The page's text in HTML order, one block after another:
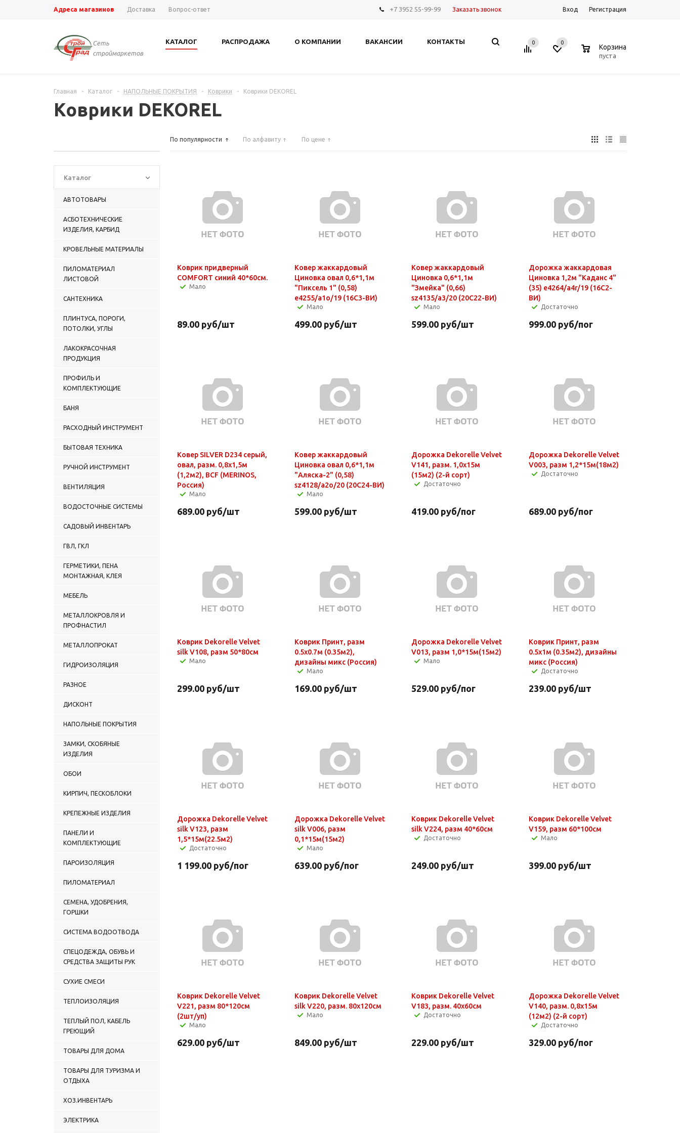
Адреса магазинов Доставка Вопрос-ответ +7 3952 55-99-99 Заказать звонок Вход Регистрация
Сеть
строймаркетов
КАТАЛОГ РАСПРОДАЖА О КОМПАНИИ ВАКАНСИИ КОНТАКТЫ 0 0
Корзина
пуста
Главная - Каталог - НАПОЛЬНЫЕ ПОКРЫТИЯ - Коврики - Коврики DEKOREL
Коврики DEKOREL
Каталог
АВТОТОВАРЫ
АСБОТЕХНИЧЕСКИЕ
ИЗДЕЛИЯ, КАРБИД
КРОВЕЛЬНЫЕ МАТЕРИАЛЫ
ПИЛОМАТЕРИАЛ
ЛИСТОВОЙ
САНТЕХНИКА
ПЛИНТУСА, ПОРОГИ,
ПОТОЛКИ, УГЛЫ
ЛАКОКРАСОЧНАЯ
ПРОДУКЦИЯ
ПРОФИЛЬ И
КОМПЛЕКТУЮЩИЕ
БАНЯ
РАСХОДНЫЙ ИНСТРУМЕНТ
БЫТОВАЯ ТЕХНИКА
РУЧНОЙ ИНСТРУМЕНТ
ВЕНТИЛЯЦИЯ
ВОДОСТОЧНЫЕ СИСТЕМЫ
САДОВЫЙ ИНВЕНТАРЬ
ГВЛ, ГКЛ
ГЕРМЕТИКИ, ПЕНА
МОНТАЖНАЯ, КЛЕЯ
МЕБЕЛЬ
МЕТАЛЛОКРОВЛЯ И
ПРОФНАСТИЛ
МЕТАЛЛОПРОКАТ
ГИДРОИЗОЛЯЦИЯ
РАЗНОЕ
ДИСКОНТ
НАПОЛЬНЫЕ ПОКРЫТИЯ
ЗАМКИ, СКОБЯНЫЕ
ИЗДЕЛИЯ
ОБОИ
КИРПИЧ, ПЕСКОБЛОКИ
КРЕПЕЖНЫЕ ИЗДЕЛИЯ
ПАНЕЛИ И
КОМПЛЕКТУЮЩИЕ
ПАРОИЗОЛЯЦИЯ
ПИЛОМАТЕРИАЛ
СЕМЕНА, УДОБРЕНИЯ,
ГОРШКИ
СИСТЕМА ВОДООТВОДА
СПЕЦОДЕЖДА, ОБУВЬ И
СРЕДСТВА ЗАЩИТЫ РУК
СУХИЕ СМЕСИ
ТЕПЛОИЗОЛЯЦИЯ
ТЕПЛЫЙ ПОЛ, КАБЕЛЬ
ГРЕЮЩИЙ
ТОВАРЫ ДЛЯ ДОМА
ТОВАРЫ ДЛЯ ТУРИЗМА И
ОТДЫХА
ХОЗ.ИНВЕНТАРЬ
ЭЛЕКТРИКА
По популярности По алфавиту По цене
Коврик придверный
COMFORT синий 40*60см.
Мало
89.00 руб/шт
Ковер жаккардовый
Циновка овал 0,6*1,1м
"Пиксель 1" (0,58)
e4255/a1о/19 (16С3-ВИ)
Мало
499.00руб/шт
Ковер жаккардовый
Циновка 0,6*1,1м
"Змейка" (0,66)
sz4135/a3/20 (20С22-ВИ)
Мало
599.00 руб/шт
Дорожка жаккардовая
Циновка 1,2м "Каданс 4"
(35) е4264/а4r/19 (16С2-
ВИ)
Достаточно
999.00руб/пог
Ковер SILVER D234 серый,
овал, разм. 0,8х1,5м
(1,2м2), BCF (MERINOS,
Россия)
Мало
689.00 руб/шт
Ковер жаккардовый
Циновка овал 0,6*1,1м
"Аляска-2" (0,58)
sz4128/a2о/20 (20С24-ВИ)
Мало
599.00руб/шт
Дорожка Dekorelle Velvet
V141, разм. 1,0x15м
(15м2) (2-й сорт)
Достаточно
419.00 руб/пог
Дорожка Dekorelle Velvet
V003, разм 1,2*15м(18м2)
Достаточно
689.00руб/пог
Коврик Dekorelle Velvet
silk V108, разм 50*80см
Мало
299.00 руб/шт
Коврик Принт, разм
0.5х0.7м (0.35м2),
дизайны микс (Россия)
Мало
169.00руб/шт
Дорожка Dekorelle Velvet
V013, разм 1,0*15м(15м2)
Мало
529.00 руб/пог
Коврик Принт, разм
0.5х1м (0.35м2), дизайны
микс (Россия)
Достаточно
239.00руб/шт
Дорожка Dekorelle Velvet
silk V123, разм
1,5*15м(22.5м2)
Достаточно
1 199.00 руб/пог
Дорожка Dekorelle Velvet
silk V006, разм
0,1*15м(15м2)
Мало
639.00руб/пог
Коврик Dekorelle Velvet
silk V224, разм 40*60см
Достаточно
249.00 руб/шт
Коврик Dekorelle Velvet
V159, разм 60*100см
Мало
399.00руб/шт
Коврик Dekorelle Velvet
V221, разм 80*120см
(2шт/уп)
Мало
629.00 руб/шт
Коврик Dekorelle Velvet
silk V220, разм. 80x120см
Мало
849.00руб/шт
Коврик Dekorelle Velvet
V183, разм. 40x60см
Достаточно
229.00 руб/шт
Дорожка Dekorelle Velvet
V140, разм. 0,8x15м
(12м2) (2-й сорт)
Достаточно
329.00руб/пог